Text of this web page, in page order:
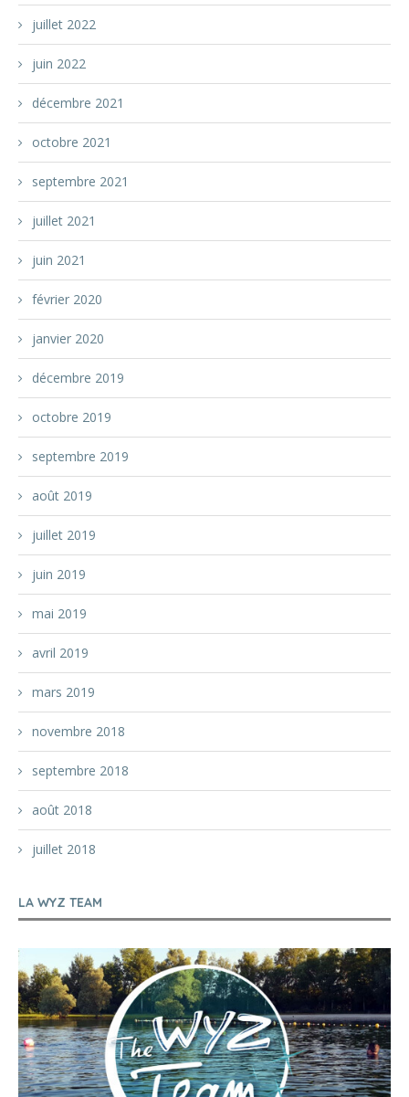
juillet 2022
juin 2022
décembre 2021
octobre 2021
septembre 2021
juillet 2021
juin 2021
février 2020
janvier 2020
décembre 2019
octobre 2019
septembre 2019
août 2019
juillet 2019
juin 2019
mai 2019
avril 2019
mars 2019
novembre 2018
septembre 2018
août 2018
juillet 2018
LA WYZ TEAM